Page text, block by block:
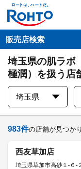
販売店検索
埼玉県の肌ラ
極潤）を扱う店
埼玉県
983件の店舗が見つか
西友草加店
埼玉県草加市高砂１-６-